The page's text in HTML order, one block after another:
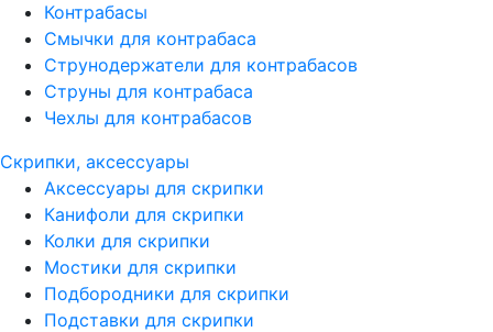
Контрабасы
Смычки для контрабаса
Струнодержатели для контрабасов
Струны для контрабаса
Чехлы для контрабасов
Скрипки, аксессуары
Аксессуары для скрипки
Канифоли для скрипки
Колки для скрипки
Мостики для скрипки
Подбородники для скрипки
Подставки для скрипки